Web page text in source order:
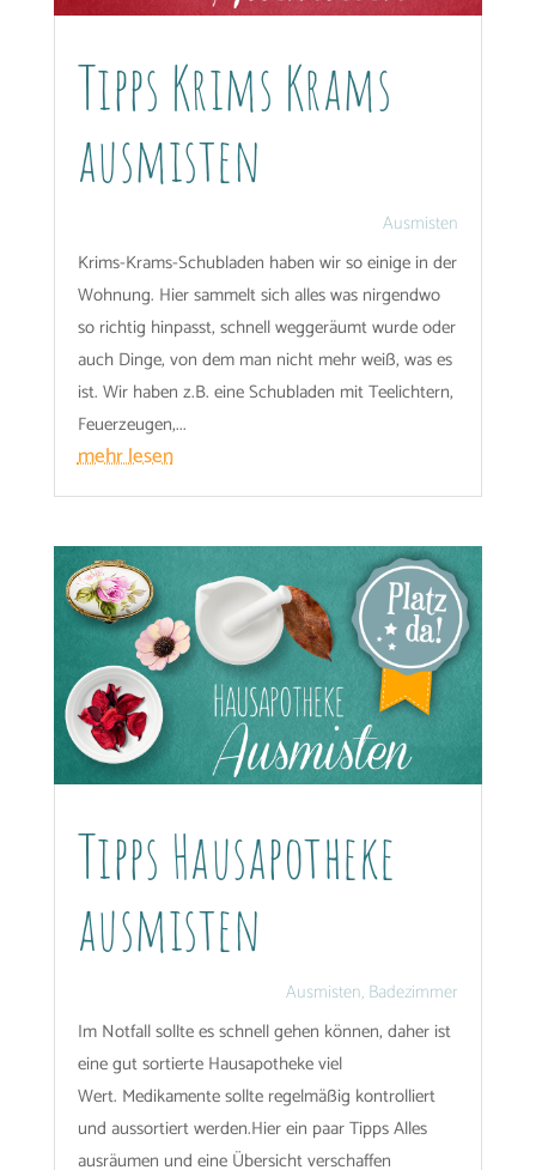
Tipps Krims Krams
ausmisten
Ausmisten
Krims-Krams-Schubladen haben wir so einige in der
Wohnung. Hier sammelt sich alles was nirgendwo
so richtig hinpasst, schnell weggeräumt wurde oder
auch Dinge, von dem man nicht mehr weiß, was es
ist. Wir haben z.B. eine Schubladen mit Teelichtern,
Feuerzeugen,...
mehr lesen
Tipps Hausapotheke
ausmisten
Ausmisten, Badezimmer
Im Notfall sollte es schnell gehen können, daher ist
eine gut sortierte Hausapotheke viel
Wert. Medikamente sollte regelmäßig kontrolliert
und aussortiert werden.Hier ein paar Tipps Alles
ausräumen und eine Übersicht verschaffen